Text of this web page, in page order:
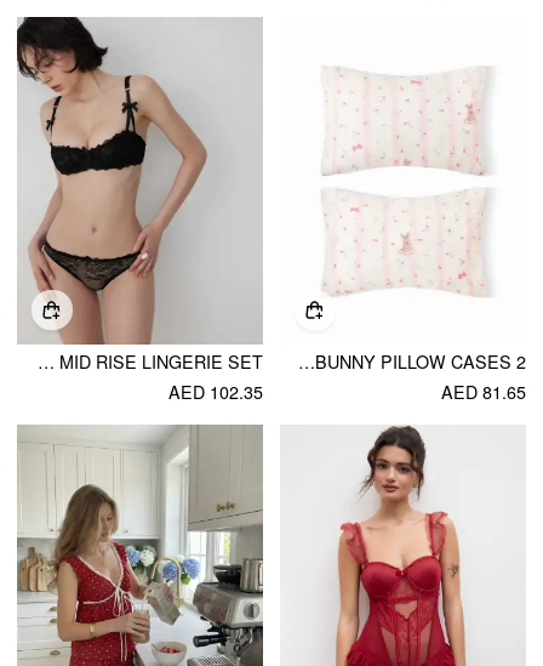
2 PCS BUNNY PILLOW CASES
AED 81.65
LACE BOWKNOT SQUARE NECK UNDERWIRE MID RISE LINGERIE SET
AED 102.35